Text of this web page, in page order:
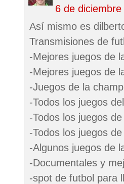
6 de
Así mismo es
Transmisiones de
-Mejores juegos de
-Mejores juegos de
-Juegos de la
-Todos los juegos
-Todos los juegos
-Todos los juegos
-Algunos juegos de
-Documentales y
-spot de futbol para